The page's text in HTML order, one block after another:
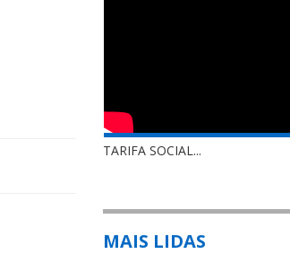
TARIFA SOCIAL...
MAIS LIDAS